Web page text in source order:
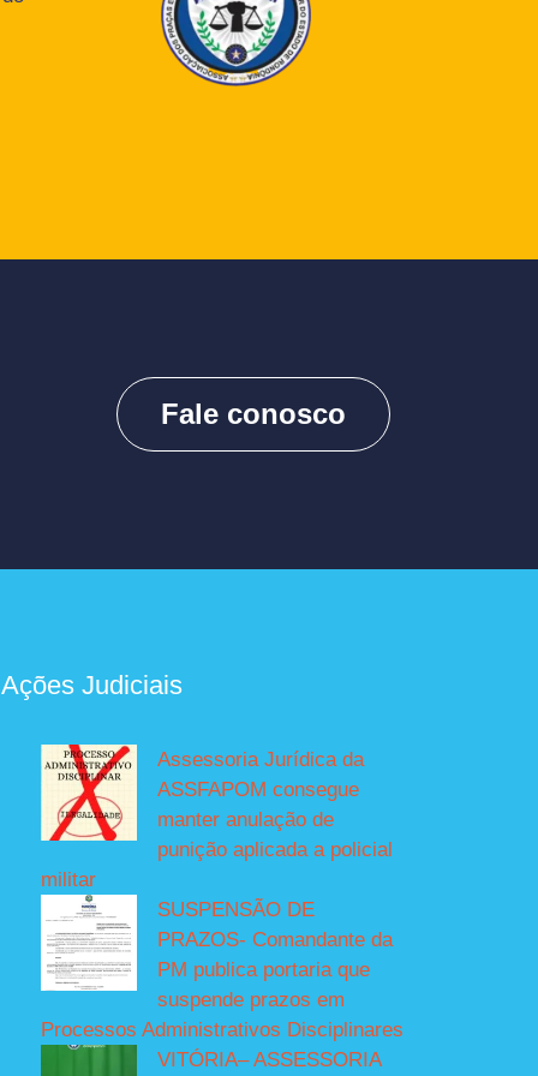
Fale conosco
Judiciais
Assessoria Jurídica da
ASSFAPOM consegue
manter anulação de
punição aplicada a policial
militar
SUSPENSÃO DE
PRAZOS- Comandante da
PM publica portaria que
suspende prazos em
Processos Administrativos Disciplinares
VITÓRIA– ASSESSORIA